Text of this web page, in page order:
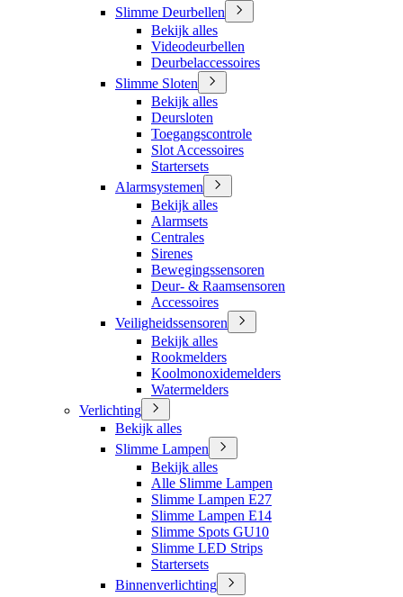
Slimme Deurbellen
Bekijk alles
Videodeurbellen
Deurbelaccessoires
Slimme Sloten
Bekijk alles
Deursloten
Toegangscontrole
Slot Accessoires
Startersets
Alarmsystemen
Bekijk alles
Alarmsets
Centrales
Sirenes
Bewegingssensoren
Deur- & Raamsensoren
Accessoires
Veiligheidssensoren
Bekijk alles
Rookmelders
Koolmonoxidemelders
Watermelders
Verlichting
Bekijk alles
Slimme Lampen
Bekijk alles
Alle Slimme Lampen
Slimme Lampen E27
Slimme Lampen E14
Slimme Spots GU10
Slimme LED Strips
Startersets
Binnenverlichting